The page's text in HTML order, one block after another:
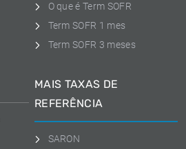
O que é Term SOFR
Term SOFR 1 mes
Term SOFR 3 meses
MAIS TAXAS DE
REFERÊNCIA
SARON